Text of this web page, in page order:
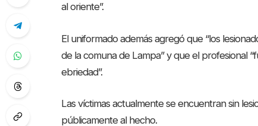
al oriente”.
El uniformado además agregó que “los
de la comuna de Lampa” y que el profesional
ebriedad”.
Las víctimas actualmente se encuentran sin
públicamente al hecho.